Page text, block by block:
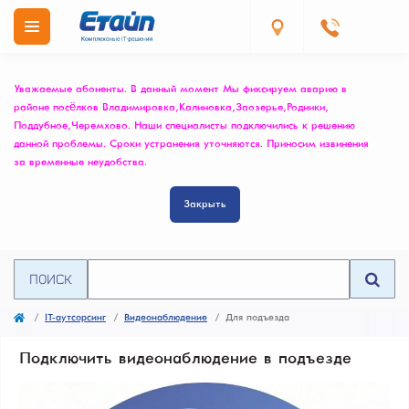
Уважаемые абоненты. В данный момент Мы фиксируем аварию в
районе посёлков Владимировка, Калиновка, Заозерье, Родники,
Поддубное, Черемхово. Наши специалисты подключились к решению
данной проблемы. Сроки устранения уточняются. Приносим извинения
за временные неудобства.
Закрыть
ПОИСК
IT-аутсорсинг Видеонаблюдение Для подъезда
Подключить видеонаблюдение в подъезде